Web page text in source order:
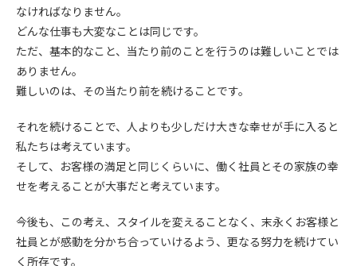
なければなりません。
どんな仕事も大変なことは同じです。
ただ、基本的なこと、当たり前のことを行うのは難しいことでは
ありません。
難しいのは、その当たり前を続けることです。
それを続けることで、人よりも少しだけ大きな幸せが手に入ると
私たちは考えています。
そして、お客様の満足と同じくらいに、働く社員とその家族の幸
せを考えることが大事だと考えています。
今後も、この考え、スタイルを変えることなく、末永くお客様と
社員とが感動を分かち合っていけるよう、更なる努力を続けてい
く所存です。